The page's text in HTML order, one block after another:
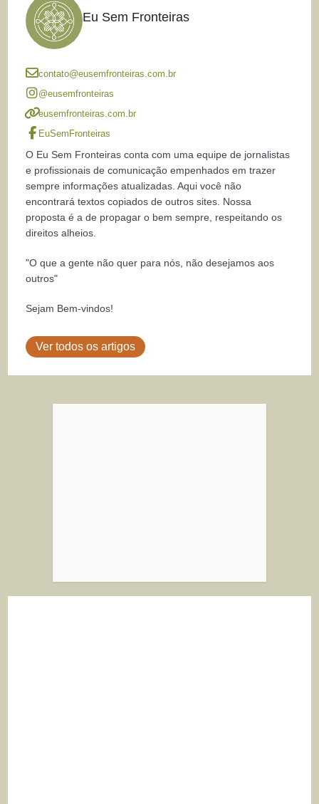
Eu Sem Fronteiras
contato@eusemfronteiras.com.br
@eusemfronteiras
eusemfronteiras.com.br
EuSemFronteiras
O Eu Sem Fronteiras conta com uma equipe de jornalistas
e profissionais de comunicação empenhados em trazer
sempre informações atualizadas. Aqui você não
encontrará textos copiados de outros sites. Nossa
proposta é a de propagar o bem sempre, respeitando os
direitos alheios.
"O que a gente não quer para nós, não desejamos aos
outros"
Sejam Bem-vindos!
Ver todos os artigos